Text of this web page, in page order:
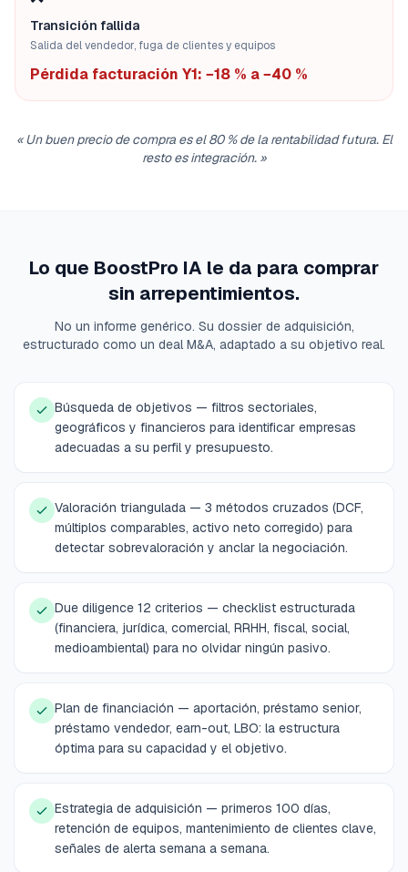
Transición fallida
Salida del vendedor, fuga de clientes y equipos
Pérdida facturación Y1: −18 % a −40 %
«Un buen precio de compra es el 80 % de la rentabilidad futura. El
resto es integración.»
Lo que BoostPro IA le da para comprar
sin arrepentimientos.
No un informe genérico. Su dossier de adquisición,
estructurado como un deal M&A, adaptado a su objetivo real.
Búsqueda de objetivos — filtros sectoriales,
geográficos y financieros para identificar empresas
adecuadas a su perfil y presupuesto.
Valoración triangulada — 3 métodos cruzados (DCF,
múltiplos comparables, activo neto corregido) para
detectar sobrevaloración y anclar la negociación.
Due diligence 12 criterios — checklist estructurada
(financiera, jurídica, comercial, RRHH, fiscal, social,
medioambiental) para no olvidar ningún pasivo.
Plan de financiación — aportación, préstamo senior,
préstamo vendedor, earn-out, LBO: la estructura
óptima para su capacidad y el objetivo.
Estrategia de adquisición — primeros 100 días,
retención de equipos, mantenimiento de clientes clave,
señales de alerta semana a semana.